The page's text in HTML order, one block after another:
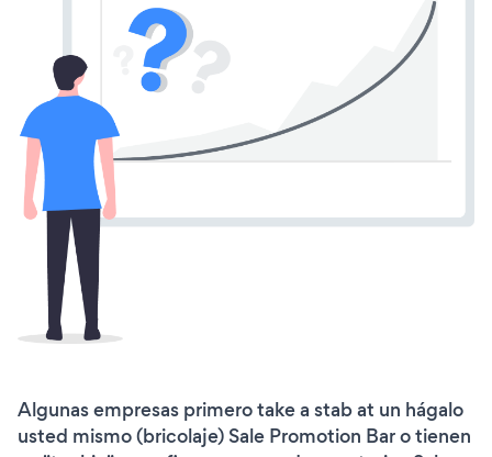
Algunas empresas primero take a stab at un hágalo
usted mismo (bricolaje) Sale Promotion Bar o tienen